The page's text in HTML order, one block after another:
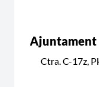
Ajuntament
Ctra. C-17z,